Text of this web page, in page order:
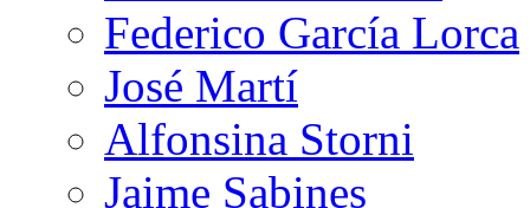
Federico García Lorca
José Martí
Alfonsina Storni
Jaime Sabines